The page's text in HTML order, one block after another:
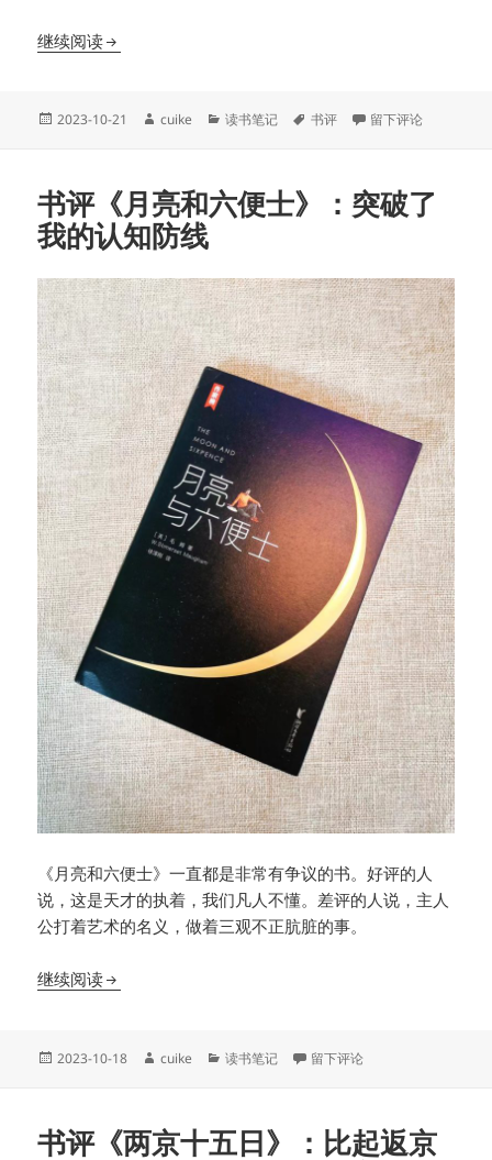
继续阅读书评《植物先生：二十四节气植物研学课》一本能闻
发
2023-10-21
作
cuike
分
读书笔记
标
书评 于书评《植物先生
留下评论
书评《月亮和六便士》：突破了
我的认知防线
《月亮和六便士》一直都是非常有争议的书。好评的人
说，这是天才的执着，我们凡人不懂。差评的人说，主人
公打着艺术的名义，做着三观不正肮脏的事。
继续阅读书评《月亮和六便士》：突破了我的认知防线
发
2023-10-18
作
cuike
分
读书笔记 于书评《月亮和六便士》：突
留下评论
书评《两京十五日》：比起返京